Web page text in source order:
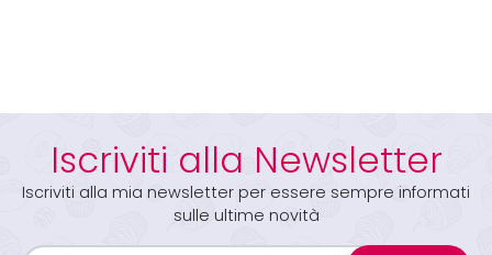
Iscriviti alla Newsletter
Iscriviti alla mia newsletter per essere sempre informati
sulle ultime novità